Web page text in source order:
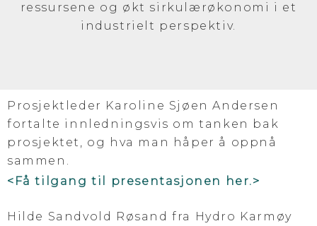
ressursene og økt sirkulærøkonomi i et
industrielt perspektiv.
Prosjektleder Karoline Sjøen Andersen
fortalte innledningsvis om tanken bak
prosjektet, og hva man håper å oppnå
sammen.
<Få tilgang til presentasjonen her.>
Hilde Sandvold Røsand fra Hydro Karmøy